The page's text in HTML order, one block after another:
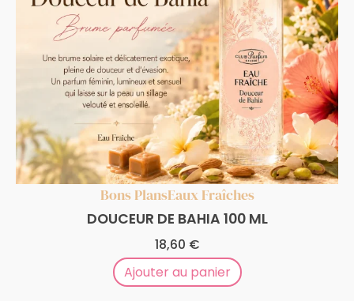
Bons PlansEaux Fraîches
DOUCEUR DE BAHIA 100 ML
18,60 €
Ajouter au panier